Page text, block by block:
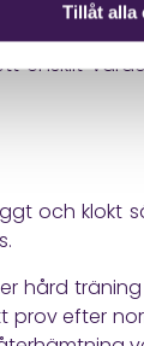
Tillåt alla
gör
enskilt
och klokt
hård
prov efter